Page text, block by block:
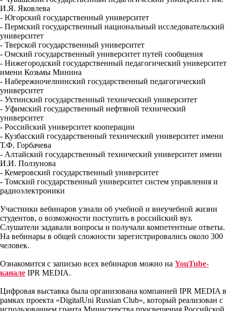
И.Я. Яковлева
- Югорский государственный университет
- Пермский государственный национальный исследовательский
университет
- Тверской государственный университет
- Омский государственный университет путей сообщения
- Нижегородский государственный педагогический университет
имени Козьмы Минина
- Набережночелнинский государственный педагогический
университет
- Ухтинский государственный технический университет
- Уфимский государственный нефтяной технический
университет
- Российский университет кооперации
- Кузбасский государственный технический университет имени
Т.Ф. Горбачева
- Алтайский государственный технический университет имени
И.И. Ползунова
- Кемеровский государственный университет
- Томский государственный университет систем управления и
радиоэлектроники
Участники вебинаров узнали об учебной и внеучебной жизни
студентов, о возможности поступить в российский вуз.
Слушатели задавали вопросы и получали компетентные ответы.
На вебинары в общей сложности зарегистрировались около 300
человек.
Ознакомится с записью всех вебинаров можно на YouTube-
канале IPR MEDIA.
Цифровая выставка была организована компанией IPR MEDIA в
рамках проекта «DigitalUni Russian Club», который реализован с
использованием гранта Министерства просвещения Российской